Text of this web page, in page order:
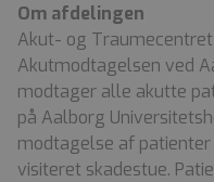
Om afdelingen
Akut- og
Akutmodtagelsen ved
modtager alle akutte
på Aalborg
modtagelse af patienter
visiteret skadestue.